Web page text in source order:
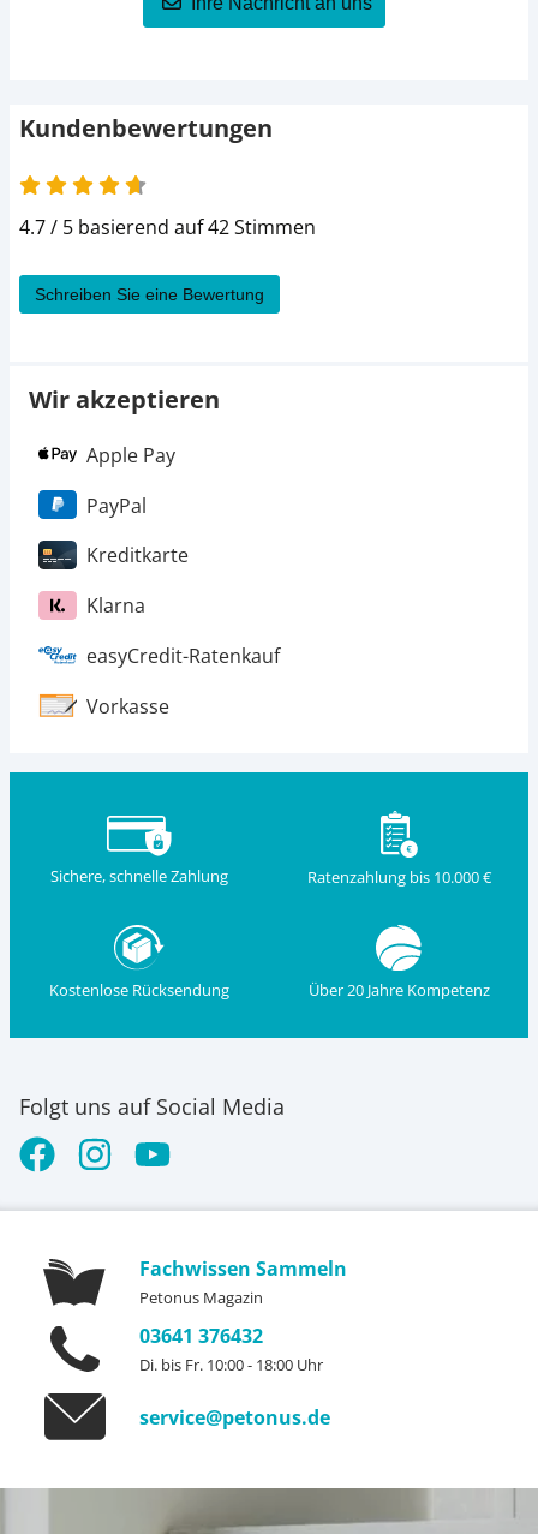
Kundenbewertungen
4.7 von 5
4.7 / 5 basierend auf 42 Stimmen
Schreiben Sie eine Bewertung
Wir akzeptieren
Apple Pay
PayPal
Kreditkarte
Klarna
easyCredit-Ratenkauf
Vorkasse
Sichere, schnelle Zahlung Ratenzahlung bis 10.000 €
Kostenlose Rücksendung Über 20 Jahre Kompetenz
Folgt uns auf Social Media
Fachwissen Sammeln
Petonus Magazin
03641 376432
Di. bis Fr. 10:00 - 18:00 Uhr
service@petonus.de